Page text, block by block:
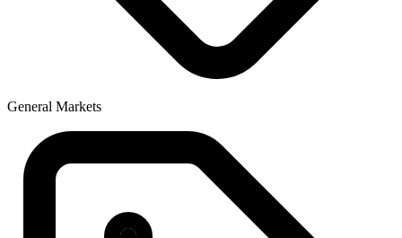
General Markets